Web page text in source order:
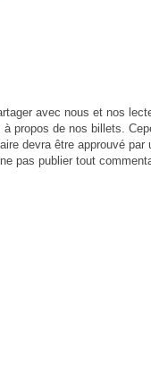
avec nous et nos
propos de nos billets.
devra être approuvé par
pas publier tout